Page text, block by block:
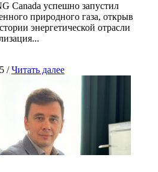
Canada успешно запустил
природного газа, открыв
энергетической отрасли
/Читать далее